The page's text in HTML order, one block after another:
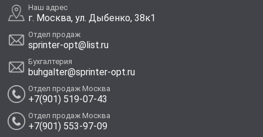
Наш адрес
г. Москва, ул. Дыбенко, 38к1
Отдел продаж
sprinter-opt@list.ru
Бухгалтерия
buhgalter@sprinter-opt.ru
Отдел продаж Москва
+7(901) 519-07-43
Отдел продаж Москва
+7(901) 553-97-09